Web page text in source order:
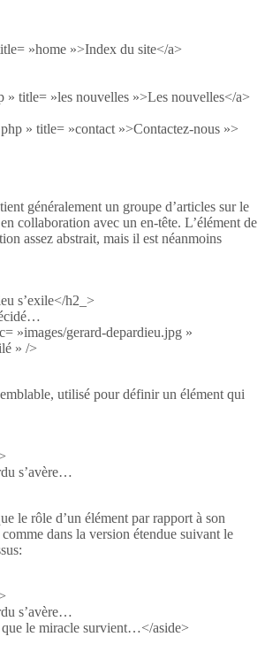
»home »>Index du site</a>
» title= »les nouvelles »>Les nouvelles</a>
» title= »contact »>Contactez-nous »>
généralement un groupe d’articles sur le
collaboration avec un en-tête. L’élément de
assez abstrait, mais il est néanmoins
s’exile</h2_>
»images/gerard-depardieu.jpg »
» />
utilisé pour définir un élément qui
s’avère…
le rôle d’un élément par rapport à son
dans la version étendue suivant le
s’avère…
que le miracle survient…</aside>